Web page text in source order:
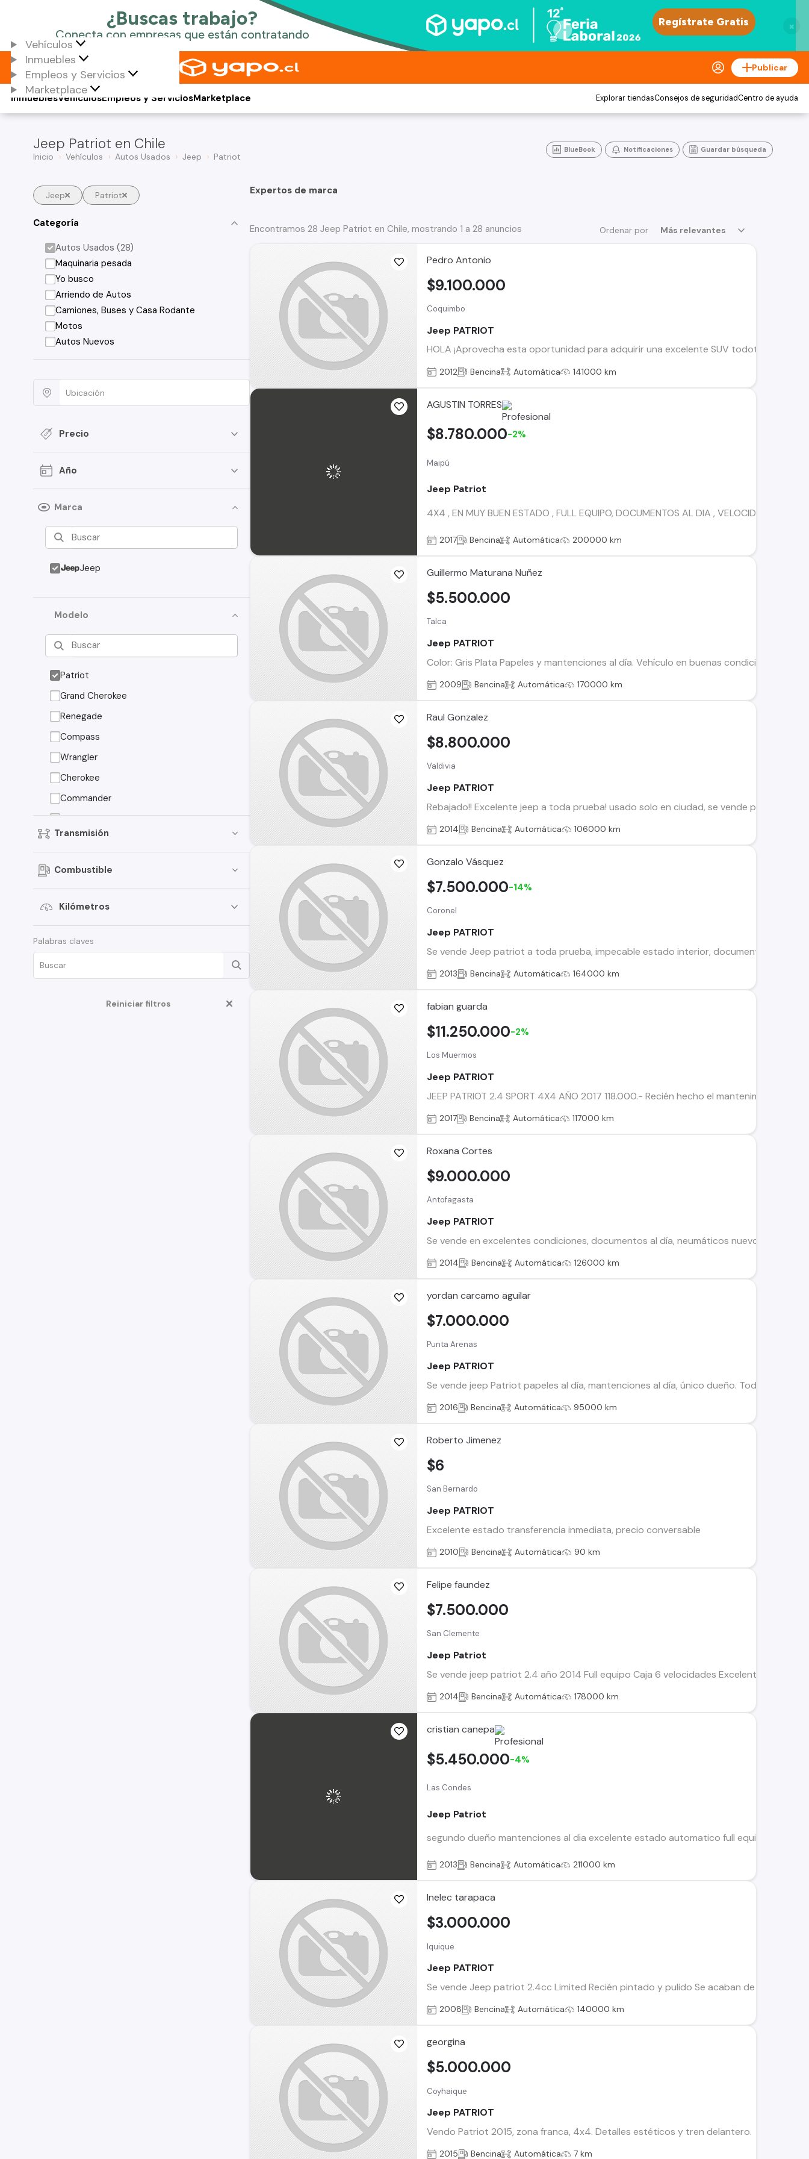
×
Vehículos
Inmuebles
Empleos y Servicios
Marketplace
Publicar
Vehículos
Inmuebles Empleos y ServiciosMarketplace Explorar tiendasConsejos de seguridadCentro de ayuda
Jeep Patriot en Chile
Inicio Vehículos Autos Usados Jeep Patriot
BlueBook Notificaciones Guardar búsqueda
Jeep Patriot
Categoría
Autos Usados (28)
Maquinaria pesada
Yo busco
Arriendo de Autos
Camiones, Buses y Casa Rodante
Motos
Autos Nuevos
Precio
Año
Marca
Jeep
Modelo
Patriot
Grand Cherokee
Renegade
Compass
Wrangler
Cherokee
Commander
Gladiator
Liberty
Transmisión
Combustible
Kilómetros
Palabras claves
Reiniciar filtros
Expertos de marca
Ordenar por Más relevantes
Encontramos 28 Jeep Patriot en Chile, mostrando 1 a 28 anuncios
Pedro Antonio
Coquimbo
Jeep PATRIOT
HOLA ¡Aprovecha esta oportunidad para adquirir una excelente SUV todoterreno!
$9.100.000
2012 Bencina Automática 141000 km
AGUSTIN TORRES
Maipú
Jeep Patriot
4X4 , EN MUY BUEN ESTADO , FULL EQUIPO, DOCUMENTOS AL DIA , VELOCIDAD
$8.780.000-2%
2017 Bencina Automática 200000 km
Guillermo Maturana Nuñez
Talca
Jeep PATRIOT
Color: Gris Plata Papeles y mantenciones al día. Vehículo en buenas condiciones.
$5.500.000
2009 Bencina Automática 170000 km
Raul Gonzalez
Valdivia
Jeep PATRIOT
Rebajado!! Excelente jeep a toda prueba! usado solo en ciudad, se vende por
$8.800.000
2014 Bencina Automática 106000 km
Gonzalo Vásquez
Coronel
Jeep PATRIOT
Se vende Jeep patriot a toda prueba, impecable estado interior, documentación al
$7.500.000-14%
2013 Bencina Automática 164000 km
fabian guarda
Los Muermos
Jeep PATRIOT
JEEP PATRIOT 2.4 SPORT 4X4 AÑO 2017 118.000.- Recién hecho el mantenimiento,
$11.250.000-2%
2017 Bencina Automática 117000 km
Roxana Cortes
Antofagasta
Jeep PATRIOT
Se vende en excelentes condiciones, documentos al día, neumáticos nuevos y sin
$9.000.000
2014 Bencina Automática 126000 km
yordan carcamo aguilar
Punta Arenas
Jeep PATRIOT
Se vende jeep Patriot papeles al día, mantenciones al día, único dueño. Todo en
$7.000.000
2016 Bencina Automática 95000 km
Roberto Jimenez
San Bernardo
Jeep PATRIOT
Excelente estado transferencia inmediata, precio conversable
$6
2010 Bencina Automática 90 km
Felipe faundez
San Clemente
Jeep Patriot
Se vende jeep patriot 2.4 año 2014 Full equipo Caja 6 velocidades Excelente
$7.500.000
2014 Bencina Automática 178000 km
cristian canepa
Las Condes
Jeep Patriot
segundo dueño mantenciones al dia excelente estado automatico full equipo dos
$5.450.000-4%
2013 Bencina Automática 211000 km
Inelec tarapaca
Iquique
Jeep PATRIOT
Se vende Jeep patriot 2.4cc Limited Recién pintado y pulido Se acaban de cambiar
$3.000.000
2008 Bencina Automática 140000 km
georgina
Coyhaique
Jeep PATRIOT
Vendo Patriot 2015, zona franca, 4x4. Detalles estéticos y tren delantero.
$5.000.000
2015 Bencina Automática 7 km